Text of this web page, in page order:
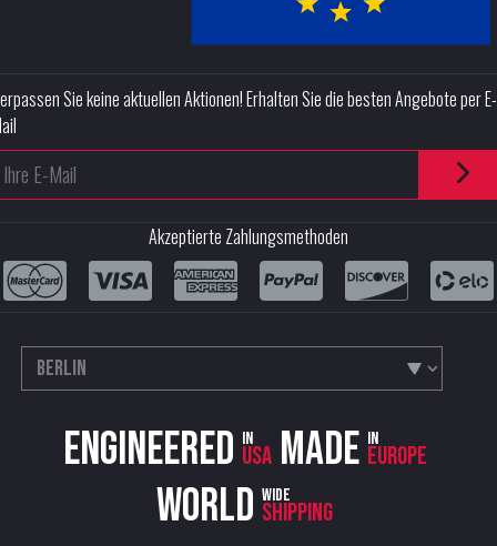
Sie keine aktuellen Aktionen! Erhalten Sie die besten Angebote per E-
Akzeptierte Zahlungsmethoden
Engineered in
USA Made in
Europe
World wide
shipping